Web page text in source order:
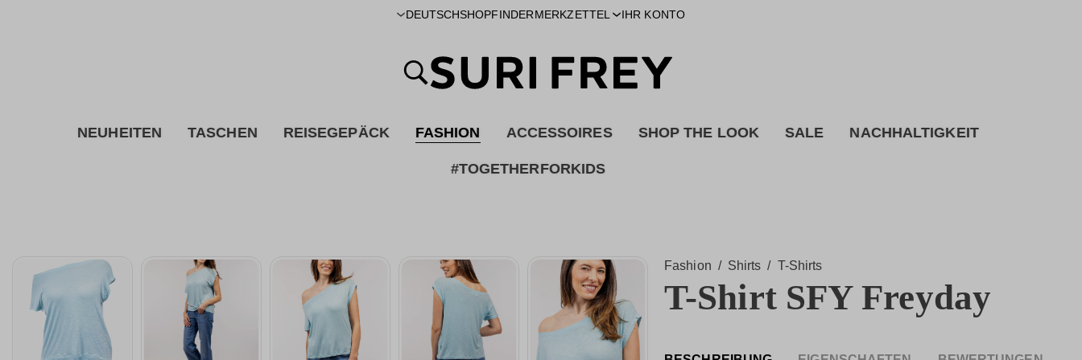
DEUTSCHSHOPFINDERMERKZETTEL IHR KONTO
NEUHEITEN TASCHEN REISEGEPÄCK FASHION ACCESSOIRES SHOP THE LOOK SALE NACHHALTIGKEIT
#TOGETHERFORKIDS
Fashion / Shirts / T-Shirts
T-Shirt SFY Freyday